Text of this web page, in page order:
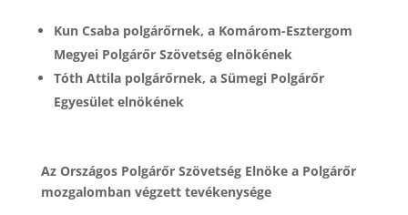
Kun Csaba polgárőrnek, a Komárom-Esztergom
Megyei Polgárőr Szövetség elnökének
Tóth Attila polgárőrnek, a Sümegi Polgárőr
Egyesület elnökének
Az Országos Polgárőr Szövetség Elnöke a Polgárőr
mozgalomban végzett tevékenysége